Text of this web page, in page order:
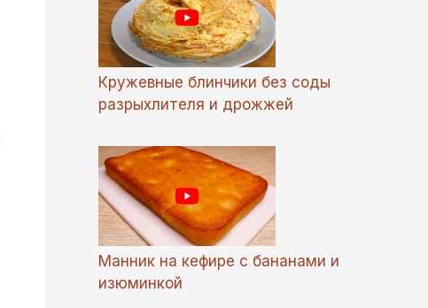
Кружевные блинчики без соды
разрыхлителя и дрожжей
Манник на кефире с бананами и
изюминкой